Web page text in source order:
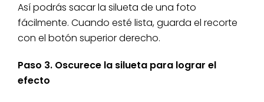
Así podrás sacar la silueta de una foto
fácilmente. Cuando esté lista, guarda el recorte
con el botón superior derecho.
Paso 3. Oscurece la silueta para lograr el
efecto